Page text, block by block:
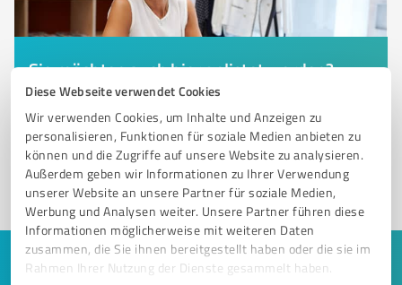
Diese Webseite verwendet Cookies
Wir verwenden Cookies, um Inhalte und Anzeigen zu
personalisieren, Funktionen für soziale Medien anbieten zu
können und die Zugriffe auf unsere Website zu analysieren.
Außerdem geben wir Informationen zu Ihrer Verwendung
unserer Website an unsere Partner für soziale Medien,
Werbung und Analysen weiter. Unsere Partner führen diese
Informationen möglicherweise mit weiteren Daten
zusammen, die Sie ihnen bereitgestellt haben oder die sie im
Rahmen Ihrer Nutzung der Dienste gesammelt haben.
Sie möchten auch hier gelistet werden?
Registrieren Sie sich jetzt und werden Sie ein von
Kunden empfohlener ProvenExpert!
Keine Zeit für lange Recherchen und E-